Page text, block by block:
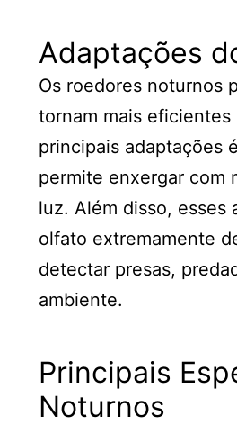
Adaptações
Os roedores noturnos
tornam mais eficientes
principais adaptações
permite enxergar com
luz. Além disso, esses
olfato extremamente
detectar presas,
ambiente.
Principais
Noturnos